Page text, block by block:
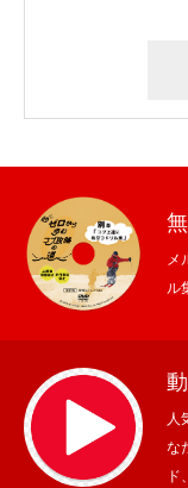
メ
ル
人
な
ド